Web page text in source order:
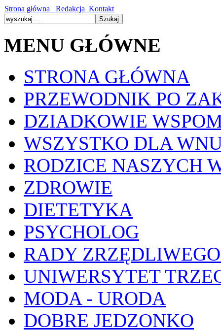
Strona główna Redakcja Kontakt
MENU GŁÓWNE
STRONA GŁÓWNA
PRZEWODNIK PO
DZIADKOWIE
WSZYSTKO DLA
RODZICE NASZYCH
ZDROWIE
DIETETYKA
PSYCHOLOG
RADY
UNIWERSYTET
MODA - URODA
DOBRE JEDZONKO